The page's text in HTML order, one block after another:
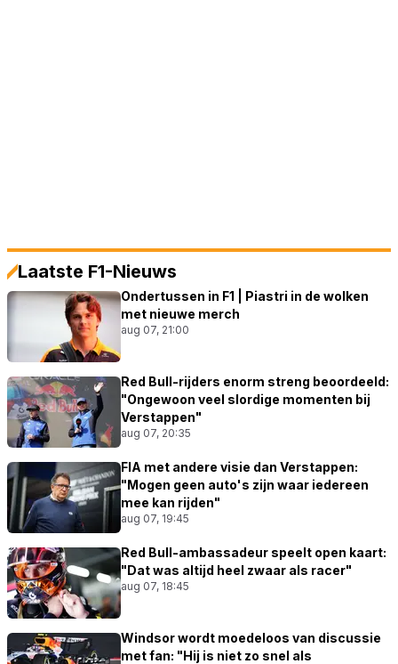
Laatste F1-Nieuws
Ondertussen in F1 | Piastri in de wolken
met nieuwe merch
aug 07, 21:00
Red Bull-rijders enorm streng beoordeeld:
"Ongewoon veel slordige momenten bij
Verstappen"
aug 07, 20:35
FIA met andere visie dan Verstappen:
"Mogen geen auto's zijn waar iedereen
mee kan rijden"
aug 07, 19:45
Red Bull-ambassadeur speelt open kaart:
"Dat was altijd heel zwaar als racer"
aug 07, 18:45
Windsor wordt moedeloos van discussie
met fan: "Hij is niet zo snel als